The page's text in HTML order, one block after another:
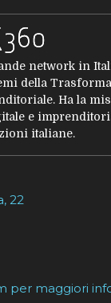
network in
della
Ha la
e
italiane.
22
per maggiori